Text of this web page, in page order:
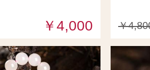
￥4,000 ￥